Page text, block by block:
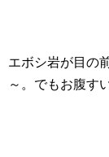
エボシ岩が目の
～。でもお腹す